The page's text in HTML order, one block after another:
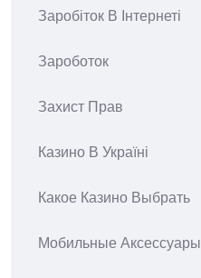
Заробіток В Інтернеті
Зароботок
Захист Прав
Казино В Україні
Какое Казино Выбрать
Мобильные Аксессуары